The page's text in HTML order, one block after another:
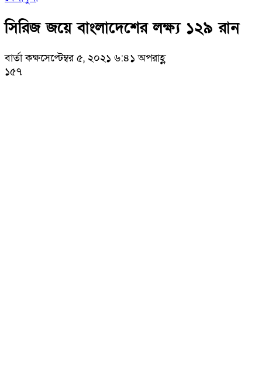
সিরিজ জয়ে বাংলাদেশের লক্ষ্য ১২৯ রান
বার্তা কক্ষসেপ্টেম্বর ৫, ২০২১ ৬:৪১ অপরাহ্ণ
১৫৭